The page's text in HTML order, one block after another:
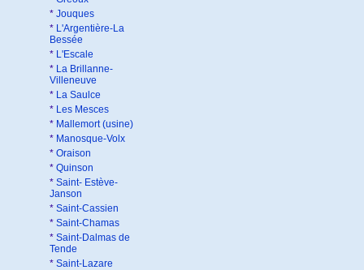
* Jouques
* L'Argentière-La
Bessée
* L'Escale
* La Brillanne-
Villeneuve
* La Saulce
* Les Mesces
* Mallemort (usine)
* Manosque-Volx
* Oraison
* Quinson
* Saint- Estève-
Janson
* Saint-Cassien
* Saint-Chamas
* Saint-Dalmas de
Tende
* Saint-Lazare